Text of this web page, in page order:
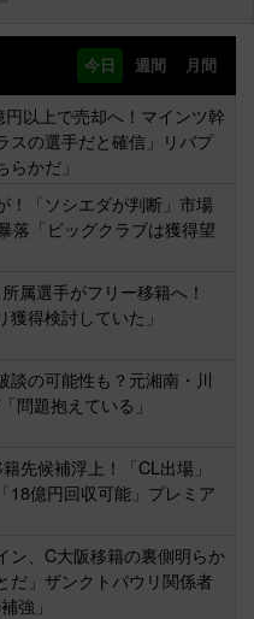
今日 週間 月間
以上で売却へ！マインツ幹
スの選手だと確信」リバプ
かだ」
！「ソシエダが判断」市場
落「ビッグクラブは獲得望
属選手がフリー移籍へ！
獲得検討していた」
談の可能性も？元湘南・川
問題抱えている」
先候補浮上！「CL出場」
18億円回収可能」プレミア
ン、C大阪移籍の裏側明らか
だ」ザンクトパウリ関係者
強」